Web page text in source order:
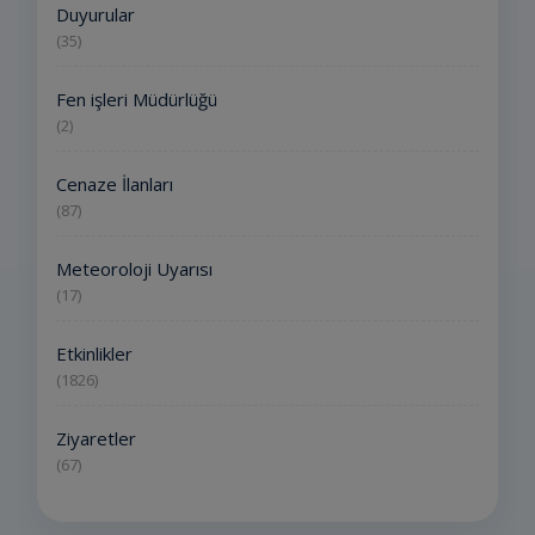
Duyurular
(35)
Fen işleri Müdürlüğü
(2)
Cenaze İlanları
(87)
Meteoroloji Uyarısı
(17)
Etkinlikler
(1826)
Ziyaretler
(67)